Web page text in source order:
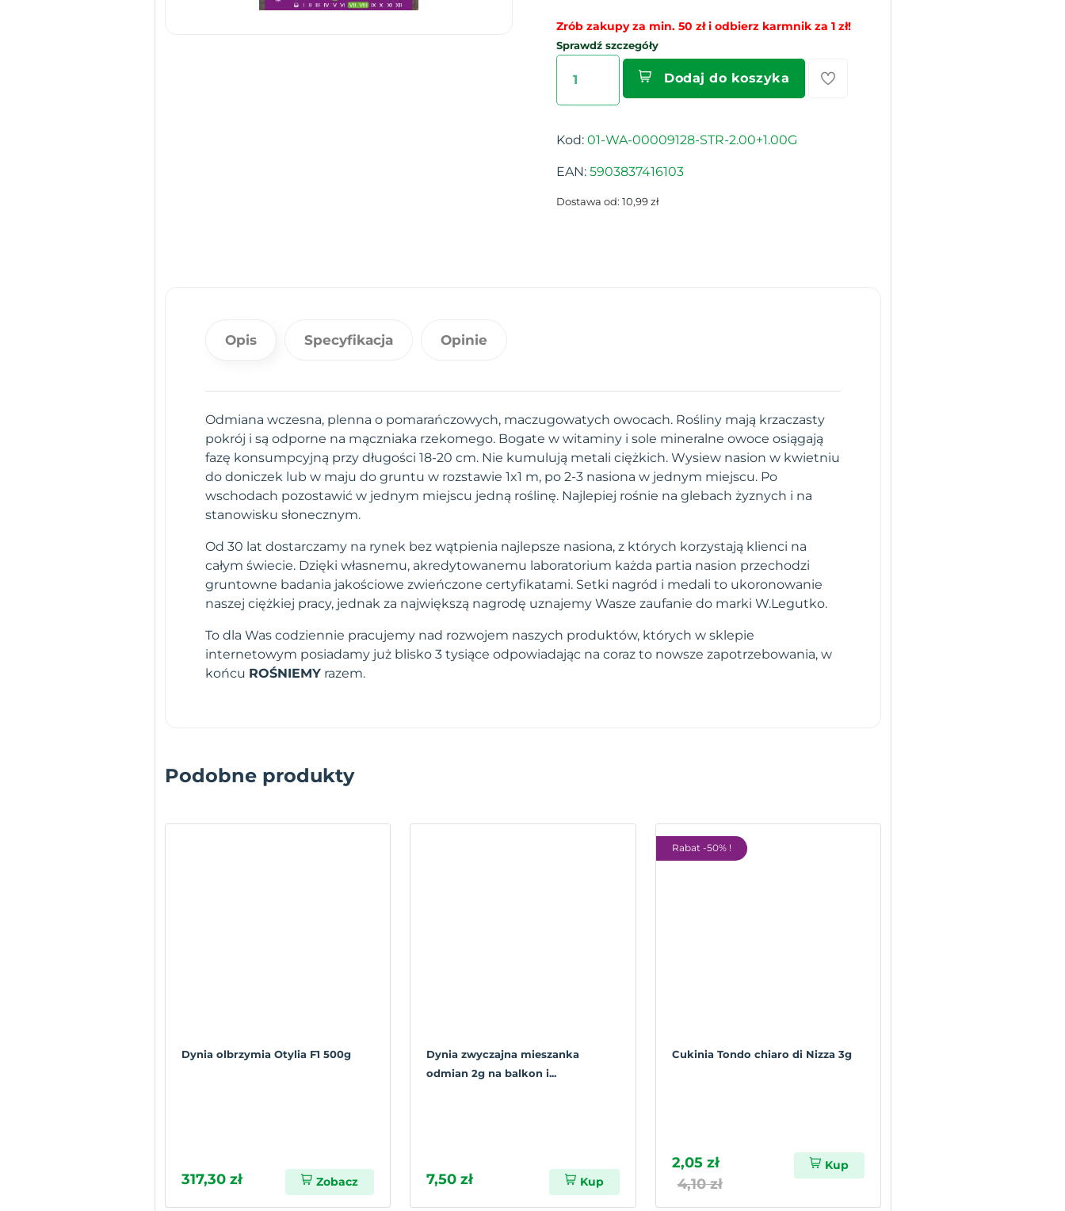
Zrób zakupy za min. 50 zł i odbierz karmnik za 1 zł!
Sprawdź szczegóły
Dodaj do koszyka
Kod: 01-WA-00009128-STR-2.00+1.00G
EAN: 5903837416103
Dostawa od: 10,99 zł
Opis Specyfikacja Opinie
Odmiana wczesna, plenna o pomarańczowych, maczugowatych owocach. Rośliny mają krzaczasty
pokrój i są odporne na mączniaka rzekomego. Bogate w witaminy i sole mineralne owoce osiągają
fazę konsumpcyjną przy długości 18-20 cm. Nie kumulują metali ciężkich. Wysiew nasion w kwietniu
do doniczek lub w maju do gruntu w rozstawie 1x1 m, po 2-3 nasiona w jednym miejscu. Po
wschodach pozostawić w jednym miejscu jedną roślinę. Najlepiej rośnie na glebach żyznych i na
stanowisku słonecznym.
Od 30 lat dostarczamy na rynek bez wątpienia najlepsze nasiona, z których korzystają klienci na
całym świecie. Dzięki własnemu, akredytowanemu laboratorium każda partia nasion przechodzi
gruntowne badania jakościowe zwieńczone certyfikatami. Setki nagród i medali to ukoronowanie
naszej ciężkiej pracy, jednak za największą nagrodę uznajemy Wasze zaufanie do marki W.Legutko.
To dla Was codziennie pracujemy nad rozwojem naszych produktów, których w sklepie
internetowym posiadamy już blisko 3 tysiące odpowiadając na coraz to nowsze zapotrzebowania, w
końcu ROŚNIEMY razem.
Podobne produkty
Dynia olbrzymia Otylia F1 500g
317,30 zł Zobacz
Dynia zwyczajna mieszanka
odmian 2g na balkon i...
7,50 zł Kup
Rabat -50% !
Cukinia Tondo chiaro di Nizza 3g
2,05 zł
4,10 zł
Kup